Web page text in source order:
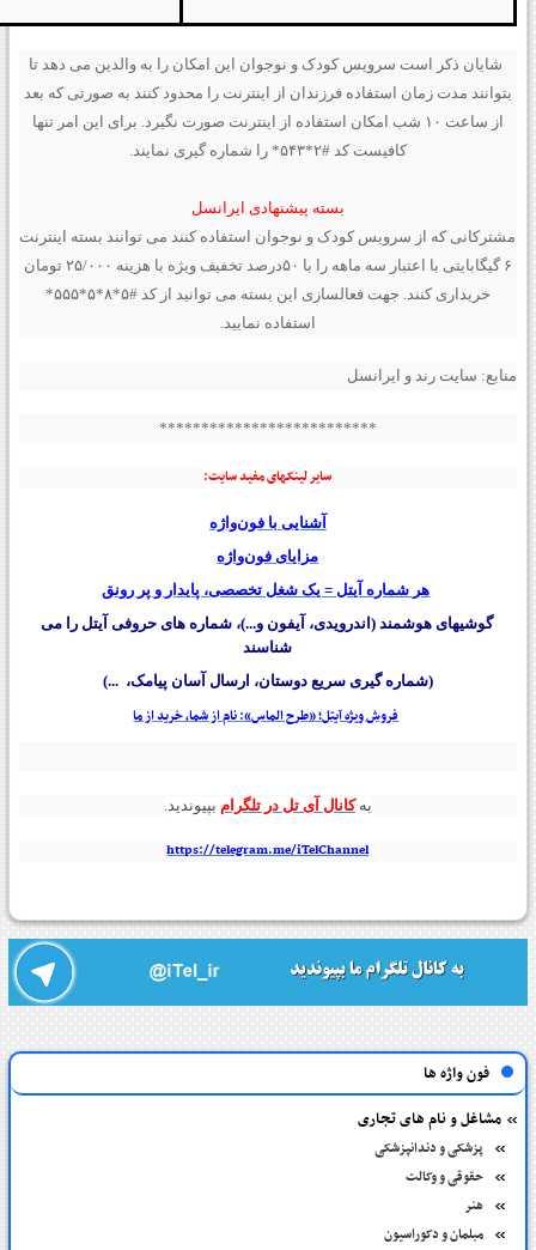
شایان ذکر است سرویس کودک و نوجوان این امکان را به والدین می دهد تا
بتوانند مدت زمان استفاده فرزندان از اینترنت را محدود کنند به صورتی که بعد
از ساعت ۱۰ شب امکان استفاده از اینترنت صورت نگیرد. برای این امر تنها
کافیست کد #۲*۵۴۳* را شماره گیری نمایند.
بسته پیشنهادی ایرانسل
مشترکانی که از سرویس کودک و نوجوان استفاده کنند می توانند بسته اینترنت
۶ گیگابایتی با اعتبار سه ماهه را با ۵۰درصد تخفیف ویژه با هزینه ۲۵/۰۰۰ تومان
خریداری کنند. جهت فعالسازی این بسته می توانید از کد #۵*۸*۵*۵۵۵*
استفاده نمایید.
منابع: سایت رند و ایرانسل
**************************
سایر لینکهای مفید سایت:
آشنایی با فون‌واژه
مزایای فون‌واژه
هر شماره آیتل = یک شغل تخصصی، پایدار و پر رونق
گوشیهای هوشمند (اندرویدی، آیفون و...)، شماره های حروفی آیتل را می
شناسند
(شماره گیری سریع دوستان، ارسال آسان پیامک، ...)
فروش ویژه آیتل؛ «طرح الماس»: نام از شما، خرید از ما
بهکانال آی تل در تلگرام بپیوندید.
https://telegram.me/iTelChannel
فون واژه ها
مشاغل و نام های تجاری
پزشکی و دندانپزشکی
حقوقی و وکالت
هنر
مبلمان و دکوراسیون